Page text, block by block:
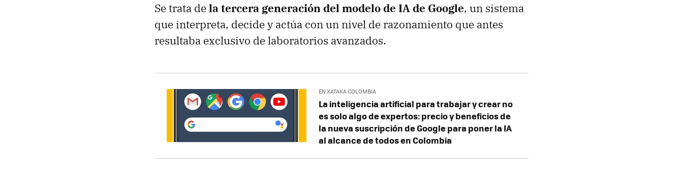
Se trata dela tercera generación del modelo de IA de Google, un sistema
que interpreta, decide y actúa con un nivel de razonamiento que antes
resultaba exclusivo de laboratorios avanzados.
EN XATAKA COLOMBIA
La inteligencia artificial para trabajar y crear no
es solo algo de expertos: precio y beneficios de
la nueva suscripción de Google para poner la IA
al alcance de todos en Colombia